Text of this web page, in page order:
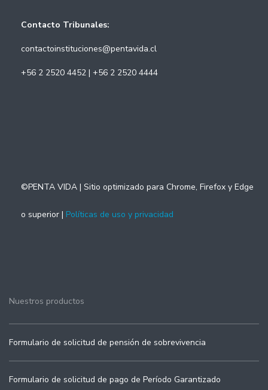
Contacto Tribunales:
contactoinstituciones@pentavida.cl
+56 2 2520 4452 | +56 2 2520 4444
©PENTA VIDA | Sitio optimizado para Chrome, Firefox y Edge
o superior | Políticas de uso y privacidad
Nuestros productos
Formulario de solicitud de pensión de sobrevivencia
Formulario de solicitud de pago de Período Garantizado